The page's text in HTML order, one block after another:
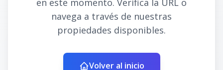
en este momento. Verifica la URL o
navega a través de nuestras
propiedades disponibles.
Volver al inicio